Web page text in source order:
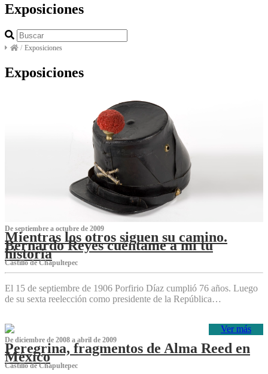
Exposiciones
/ Exposiciones
Exposiciones
De septiembre a octubre de 2009
Mientras los otros siguen su camino.
Bernardo Reyes cuéntame a mí tu
historia
Castillo de Chapultepec
El 15 de septiembre de 1906 Porfirio Díaz cumplió 76 años. Luego
de su sexta reelección como presidente de la República…
Ver más
De diciembre de 2008 a abril de 2009
Peregrina, fragmentos de Alma Reed en
México
Castillo de Chapultepec